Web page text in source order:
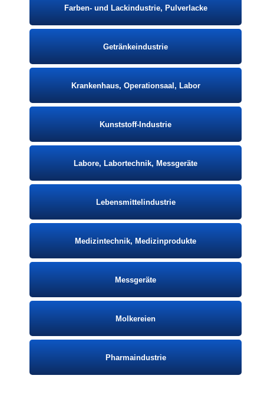
Farben- und Lackindustrie, Pulverlacke
Getränkeindustrie
Krankenhaus, Operationsaal, Labor
Kunststoff-Industrie
Labore, Labortechnik, Messgeräte
Lebensmittelindustrie
Medizintechnik, Medizinprodukte
Messgeräte
Molkereien
Pharmaindustrie